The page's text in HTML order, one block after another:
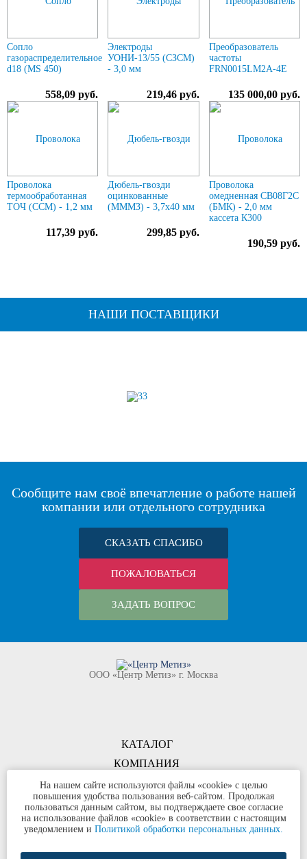
Сопло
газораспределительное
d18 (MS 450)
558,09 руб.
Электроды
УОНИ-13/55 (СЗСМ)
- 3,0 мм
219,46 руб.
Преобразователь
частоты
FRN0015LM2A-4E
135 000,00 руб.
Проволока
термообработанная
ТОЧ (ССМ) - 1,2 мм
117,39 руб.
Дюбель-гвозди
оцинкованные
(МММЗ) - 3,7х40 мм
299,85 руб.
Проволока
омедненная СВ08Г2С
(БМК) - 2,0 мм
кассета К300
190,59 руб.
НАШИ ПОСТАВЩИКИ
Сообщите нам своё впечатление о работе нашей
компании или отдельного сотрудника
СКАЗАТЬ СПАСИБО
ПОЖАЛОВАТЬСЯ
ЗАДАТЬ ВОПРОС
КОМПАНИЯ
ООО «Центр Метиз» г. Москва
КАТАЛОГ
КОНТАКТЫ
©ООО «Центр Метиз» 2000-2026
Все права защищены
Политика конфиденциальности
На нашем сайте используются файлы «cookie» с целью
повышения удобства пользования веб-сайтом. Продолжая
пользоваться данным сайтом, вы подтверждаете свое согласие
на использование файлов «cookie» в соответствии с настоящим
уведомлением и Политикой обработки персональных данных.